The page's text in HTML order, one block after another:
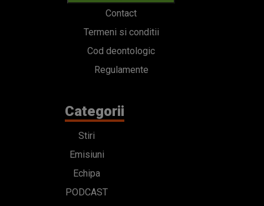
Contact
Termeni si conditii
Cod deontologic
Regulamente
Categorii
Stiri
Emisiuni
Echipa
PODCAST